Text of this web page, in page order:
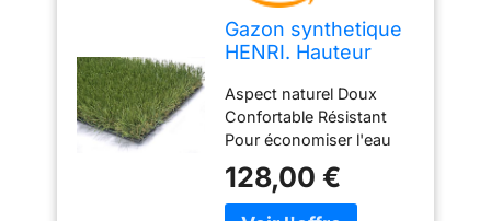
Gazon synthetique
HENRI. Hauteur
Dimensions 2x5 m.
(10 m2). Gazon
naturel et realiste,
doux, resistant UV.
Pour jardins et
paysagisme
Aspect naturel Doux
Confortable Résistant
Pour économiser l'eau
128,00 €